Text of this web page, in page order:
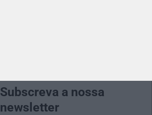
Subscreva a nossa
newsletter